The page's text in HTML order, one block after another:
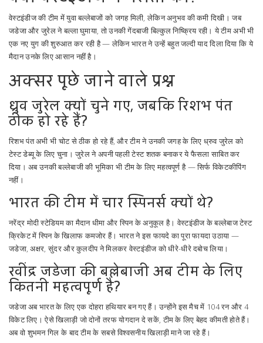
वेस्टइंडीज की टीम में युवा बल्लेबाजों को जगह मिली, लेकिन अनुभव की कमी दिखी। जब
जडेजा और जुरेल ने बल्ला घुमाया, तो उनकी गेंदबाजी बिल्कुल निष्क्रिय रही। ये टीम अभी भी
एक नए युग की शुरुआत कर रही है — लेकिन भारत ने उन्हें बहुत जल्दी याद दिला दिया कि ये
मैदान उनके लिए आसान नहीं है।
अक्सर पूछे जाने वाले प्रश्न
ध्रुव जुरेल क्यों चुने गए, जबकि रिशभ पंत
ठीक हो रहे हैं?
रिशभ पंत अभी भी चोट से ठीक हो रहे हैं, और टीम ने उनकी जगह के लिए ध्रुव जुरेल को
टेस्ट डेब्यू के लिए चुना। जुरेल ने अपनी पहली टेस्ट शतक बनाकर ये फैसला साबित कर
दिया। अब उनकी बल्लेबाजी की भूमिका भी टीम के लिए महत्वपूर्ण है — सिर्फ विकेटकीपिंग
नहीं।
भारत की टीम में चार स्पिनर्स क्यों थे?
नरेंद्र मोदी स्टेडियम का मैदान धीमा और स्पिन के अनुकूल है। वेस्टइंडीज के बल्लेबाज टेस्ट
क्रिकेट में स्पिन के खिलाफ कमजोर हैं। भारत ने इस फायदे का पूरा फायदा उठाया —
जडेजा, अक्षर, सुंदर और कुलदीप ने मिलकर वेस्टइंडीज को धीरे-धीरे दबोच लिया।
रवींद्र जडेजा की बल्लेबाजी अब टीम के लिए
कितनी महत्वपूर्ण है?
जडेजा अब भारत के लिए एक दोहरा हथियार बन गए हैं। उन्होंने इस मैच में 104 रन और 4
विकेट लिए। ऐसे खिलाड़ी जो दोनों तरफ योगदान दे सकें, टीम के लिए बेहद कीमती होते हैं।
अब वो शुभमन गिल के बाद टीम के सबसे विश्वसनीय खिलाड़ी माने जा रहे हैं।